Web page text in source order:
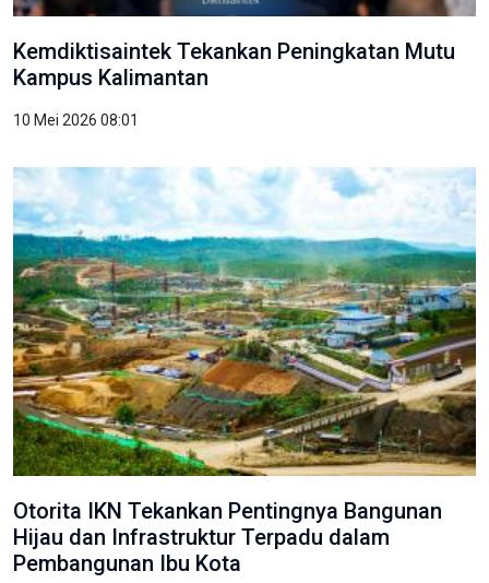
Kemdiktisaintek Tekankan Peningkatan Mutu
Kampus Kalimantan
10 Mei 2026 08:01
Otorita IKN Tekankan Pentingnya Bangunan
Hijau dan Infrastruktur Terpadu dalam
Pembangunan Ibu Kota